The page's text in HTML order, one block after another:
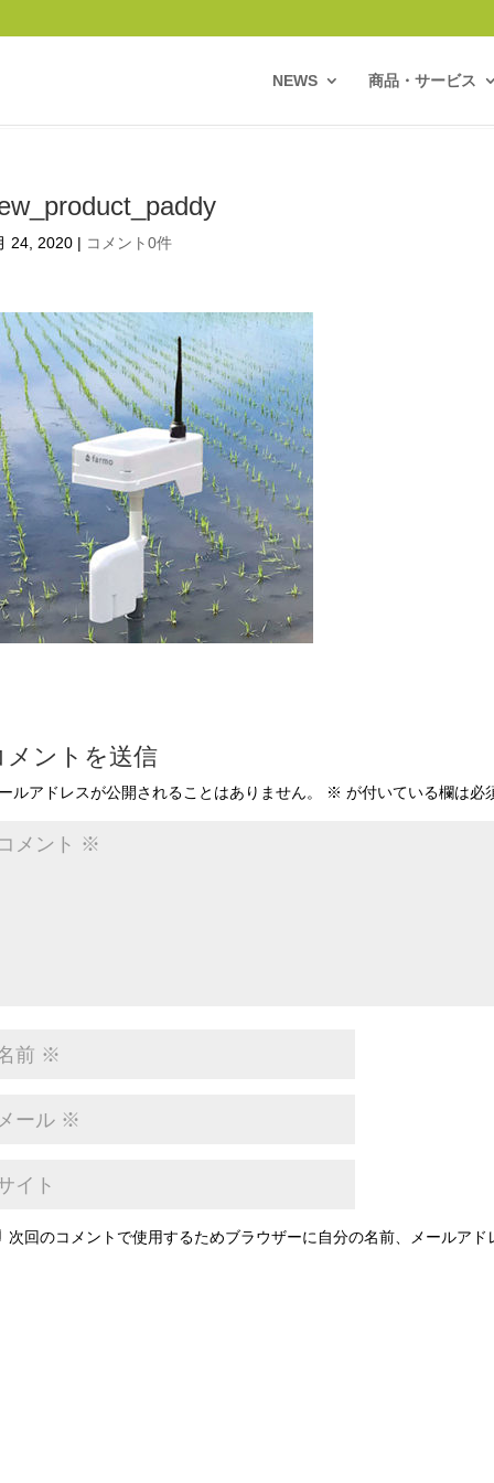
NEWS 商品・サービス
24, 2020 | コメント0件
メントを送信
ルアドレスが公開されることはありません。 ※ が付いている欄は必
次回のコメントで使用するためブラウザーに自分の名前、メールアド